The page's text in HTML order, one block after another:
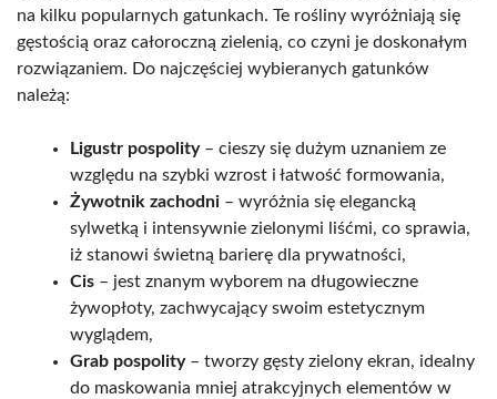
na kilku popularnych gatunkach. Te rośliny wyróżniają się
gęstością oraz całoroczną zielenią, co czyni je doskonałym
rozwiązaniem. Do najczęściej wybieranych gatunków
należą:
Ligustr pospolity– cieszy się dużym uznaniem ze
względu na szybki wzrost i łatwość formowania,
Żywotnik zachodni – wyróżnia się elegancką
sylwetką i intensywnie zielonymi liśćmi, co sprawia,
iż stanowi świetną barierę dla prywatności,
Cis – jest znanym wyborem na długowieczne
żywopłoty, zachwycający swoim estetycznym
wyglądem,
Grab pospolity– tworzy gęsty zielony ekran, idealny
do maskowania mniej atrakcyjnych elementów w